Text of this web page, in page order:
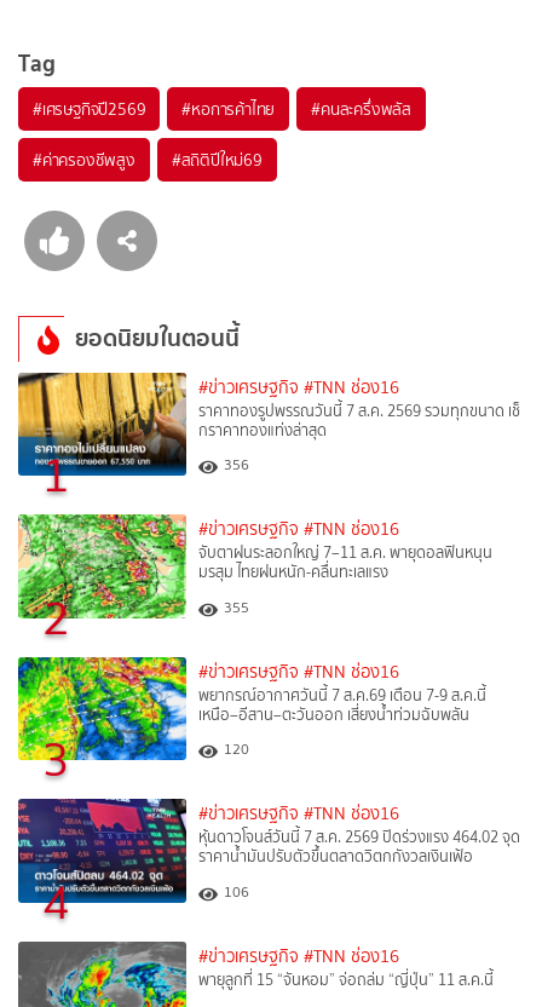
Tag
#เศรษฐกิจปี2569 #หอการค้าไทย #คนละครึ่งพลัส
#ค่าครองชีพสูง #สถิติปีใหม่69
ยอดนิยมในตอนนี้
1
#ข่าวเศรษฐกิจ #TNN ช่อง16
ราคาทองรูปพรรณวันนี้ 7 ส.ค. 2569 รวมทุกขนาด เช็
กราคาทองแท่งล่าสุด
356
2
#ข่าวเศรษฐกิจ #TNN ช่อง16
จับตาฝนระลอกใหญ่ 7–11 ส.ค. พายุดอลฟินหนุน
มรสุม ไทยฝนหนัก-คลื่นทะเลแรง
355
3
#ข่าวเศรษฐกิจ #TNN ช่อง16
พยากรณ์อากาศวันนี้ 7 ส.ค.69 เตือน 7-9 ส.ค.นี้
เหนือ–อีสาน–ตะวันออก เสี่ยงน้ำท่วมฉับพลัน
120
4
#ข่าวเศรษฐกิจ #TNN ช่อง16
หุ้นดาวโจนส์วันนี้ 7 ส.ค. 2569 ปิดร่วงแรง 464.02 จุด
ราคาน้ำมันปรับตัวขึ้นตลาดวิตกกังวลเงินเฟ้อ
106
#ข่าวเศรษฐกิจ #TNN ช่อง16
พายุลูกที่ 15 “จันหอม” จ่อถล่ม “ญี่ปุ่น” 11 ส.ค.นี้